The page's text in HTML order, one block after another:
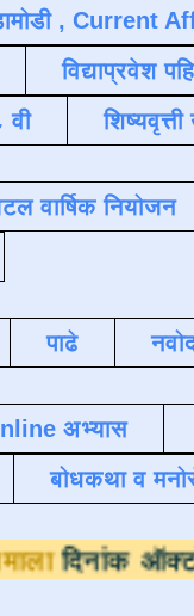
, Current
विद्याप्रवेश
वी
वार्षिक नियोजन
पाढे
अभ्यास
बोधकथा व
अभ्यासमाला